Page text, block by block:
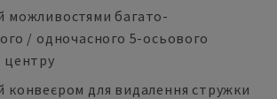
можливостями багато-
/ одночасного 5-осьового
центру
конвеєром для видалення стружки